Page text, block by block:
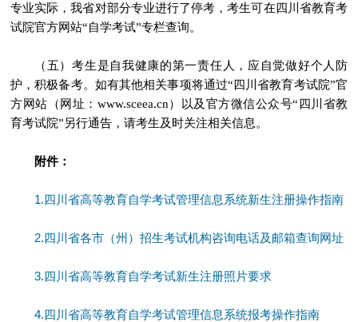
专业实际，我省对部分专业进行了停考，考生可在四川省教育考
试院官方网站“自学考试”专栏查询。
（五）考生是自我健康的第一责任人，应自觉做好个人防
护，积极备考。如有其他相关事项将通过“四川省教育考试院”官
方网站（网址：www.sceea.cn）以及官方微信公众号“四川省教
育考试院”另行通告，请考生及时关注相关信息。
附件：
1.四川省高等教育自学考试管理信息系统新生注册操作指南
2.四川省各市（州）招生考试机构咨询电话及邮箱查询网址
3.四川省高等教育自学考试新生注册照片要求
4.四川省高等教育自学考试管理信息系统报考操作指南